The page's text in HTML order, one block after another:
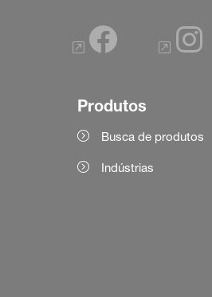
Produtos
Busca de produtos
Indústrias